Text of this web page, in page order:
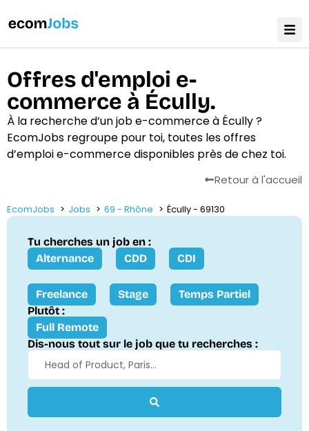
Offres d'emploi e-
commerce à Écully.
À la recherche d’un job e-commerce à Écully ?
EcomJobs regroupe pour toi, toutes les offres
d’emploi e-commerce disponibles près de chez toi.
Retour à l'accueil
EcomJobs Jobs 69 - Rhône Écully - 69130
Tu cherches un job en :
Alternance
CDD CDI
Freelance Stage
Temps Partiel
Plutôt :
Full Remote
Dis-nous tout sur le job que tu recherches :